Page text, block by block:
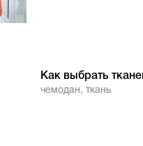
Как выбрать
чемодан, ткань